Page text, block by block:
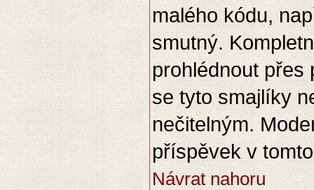
malého kódu,
smutný.
prohlédnout přes
se tyto smajlíky
nečitelným.
příspěvek v
Návrat nahoru